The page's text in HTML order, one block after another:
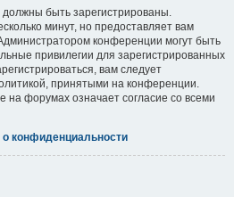
быть зарегистрированы.
минут, но предоставляет вам
конференции могут быть
привилегии для зарегистрированных
вам следует
принятыми на конференции.
на форумах означает согласие со всеми
конфиденциальности